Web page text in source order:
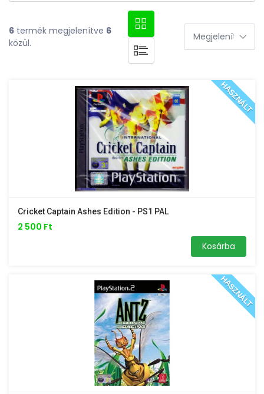
6 termék megjelenítve 6
közül.
HASZNÁLT
Cricket Captain Ashes Edition - PS1 PAL
2 500 Ft
Kosárba
HASZNÁLT